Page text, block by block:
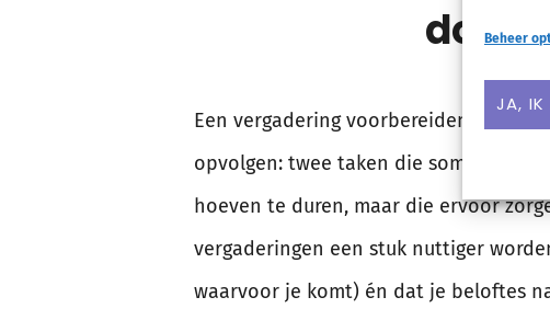
Beheer
JA, IK
doe
Een vergadering voorbereiden en een
opvolgen: twee taken die soms niet
hoeven te duren, maar die ervoor
vergaderingen een stuk nuttiger
waarvoor je komt) én dat je beloftes